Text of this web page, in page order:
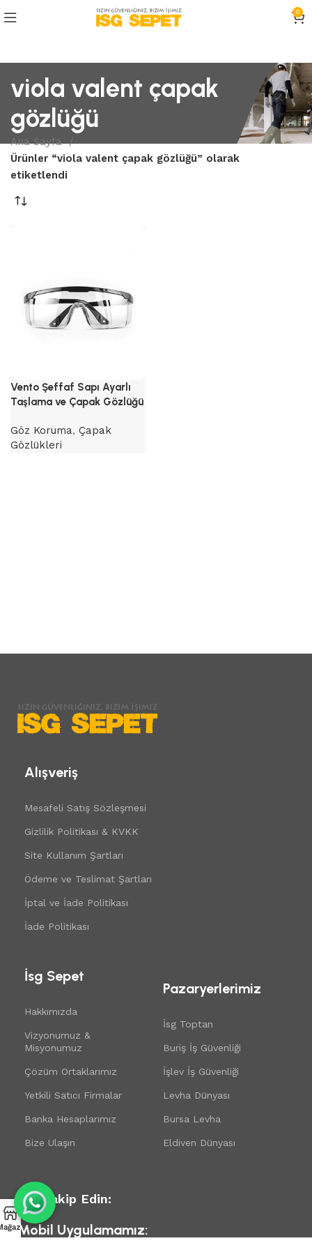
0
viola valent çapak
gözlüğü
Ana Sayfa
Ürünler “viola valent çapak gözlüğü” olarak
etiketlendi
Vento Şeffaf Sapı Ayarlı
Taşlama ve Çapak Gözlüğü
Göz Koruma, Çapak
Gözlükleri
Alışveriş
Mesafeli Satış Sözleşmesi
Gizlilik Politikası & KVKK
Site Kullanım Şartları
Ödeme ve Teslimat Şartları
İptal ve İade Politikası
İade Politikası
İsg Sepet
Hakkımızda
Vizyonumuz &
Misyonumuz
Çözüm Ortaklarımız
Yetkili Satıcı Firmalar
Banka Hesaplarımız
Bize Ulaşın
Pazaryerlerimiz
İsg Toptan
Buriş İş Güvenliği
İşlev İş Güvenliği
Levha Dünyası
Bursa Levha
Eldiven Dünyası
Bizi Takip Edin:
Mobil Uygulamamız: